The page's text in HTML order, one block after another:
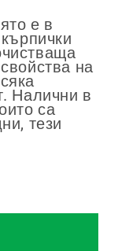
е в
на
Налични в
са
тези